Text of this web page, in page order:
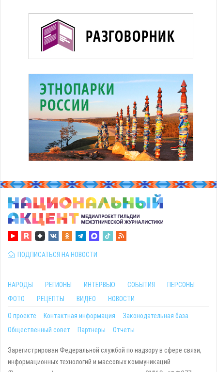
ПОДПИСАТЬСЯ НА НОВОСТИ
НАРОДЫ РЕГИОНЫ ИНТЕРВЬЮ СОБЫТИЯ
ПЕРСОНЫ
ФОТО
РЕЦЕПТЫ ВИДЕО НОВОСТИ
О проекте Контактная информация
Законодательная база
Общественный совет
Партнеры Отчеты
Зарегистрирован Федеральной службой по надзору в сфере связи,
информационных технологий и массовых коммуникаций